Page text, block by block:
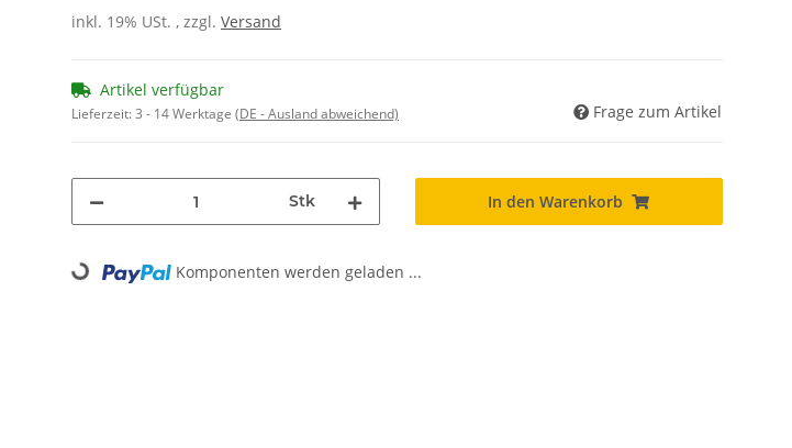
inkl. 19% USt. , zzgl. Versand
Artikel verfügbar
Lieferzeit:3 - 14 Werktage (DE - Ausland abweichend) Frage zum Artikel
Stk In den Warenkorb
Loading... Komponenten werden geladen ...